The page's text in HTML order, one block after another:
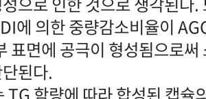
에 의한 중량감소비율이
표면에 공극이 형성됨으로
된다.
TG 함량에 따라 합성된 캡슐